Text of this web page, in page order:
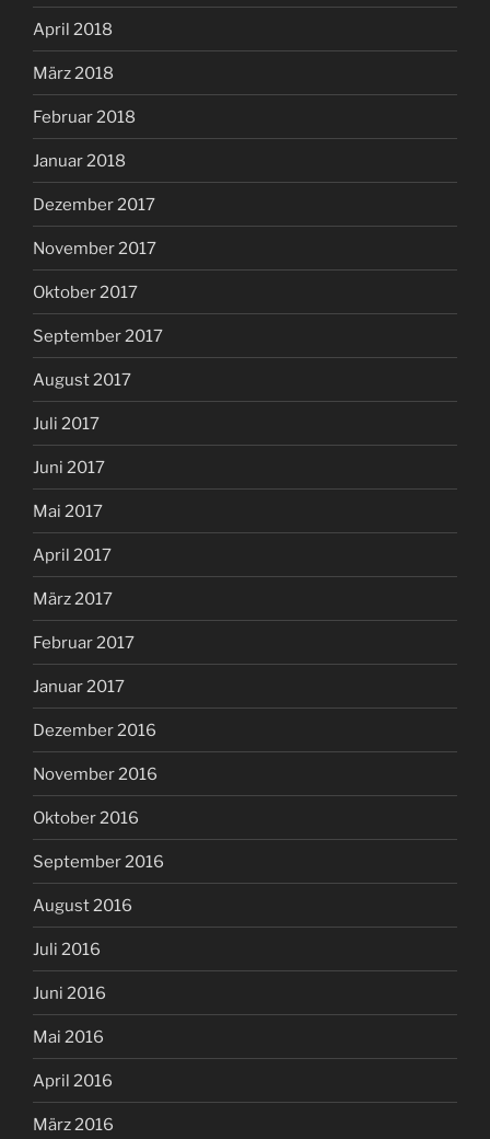
April 2018
März 2018
Februar 2018
Januar 2018
Dezember 2017
November 2017
Oktober 2017
September 2017
August 2017
Juli 2017
Juni 2017
Mai 2017
April 2017
März 2017
Februar 2017
Januar 2017
Dezember 2016
November 2016
Oktober 2016
September 2016
August 2016
Juli 2016
Juni 2016
Mai 2016
April 2016
März 2016